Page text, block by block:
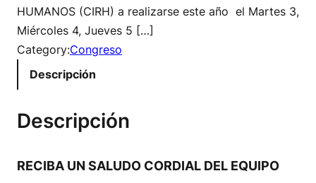
HUMANOS (CIRH) a realizarse este año el Martes 3,
Miércoles 4, Jueves 5 […]
Category:Congreso
Descripción
Descripción
RECIBA UN SALUDO CORDIAL DEL EQUIPO